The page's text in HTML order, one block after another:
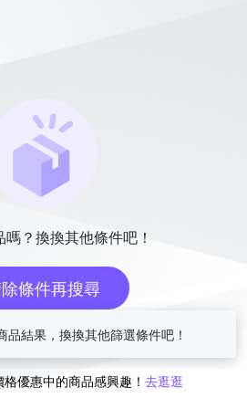
？換換其他條件吧！
條件再搜尋
或
優惠中的商品感興趣！ 去逛逛
品結果，換換其他篩選條件吧！